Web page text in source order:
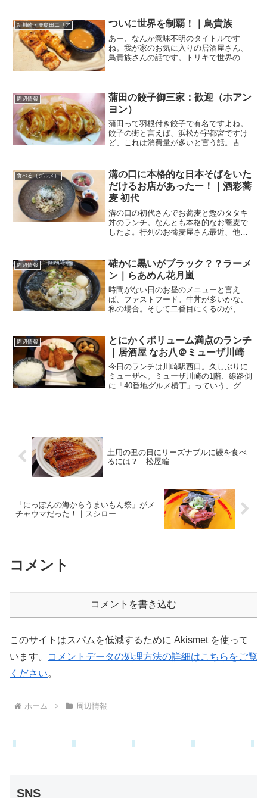
島田駅、新川崎駅南武線の鹿島田駅の改
札口を出て徒歩1分...
新川崎・鹿島田エリア ついに世界を制覇！｜鳥貴族
あー、なんか意味不明のタイトルです
ね。我が家のお気に入りの居酒屋さん、
鳥貴族さんの話です。トリキで世界の旨
も「世界のグルメ旨いもん世...
周辺情報
蒲田の餃子御三家：歓迎（ホアン
ヨン）
蒲田って羽根付き餃子で有名ですよね。
餃子の街と言えば、浜松か宇都宮ですけ
ど、これは消費量が多いと言う話。古く
は全国区。そんな蒲田に餃子御三家があ
るのはご存じでしょうか...
食べる（グルメ）
溝の口に本格的な日本そばをいた
だけるお店があったー！｜酒彩蕎
麦 初代
溝の口の初代さんでお蕎麦と鰹のタタキ
丼のランチ。なんとも本格的なお蕎麦で
したよ。行列のお蕎麦屋さん最近、他手
えることが多かったんです。お昼前後に
溝の口駅を通り過ぎる際、...
周辺情報
確かに黒いがブラック？？ラーメ
ン｜らあめん花月嵐
時間がない日のお昼のメニューと言え
ば、ファストフード。牛丼が多いかな、
私の場合。そして二番目にくるのが、ラ
候補メニューかも！？メタボの素．．．
なんてことは気にしていられ...
周辺情報
とにかくボリューム満点のランチ
｜居酒屋 なお八＠ミューザ川崎
今日のランチは川崎駅西口。久しぶりに
ミューザへ。ミューザ川崎の1階、線路側
に「40番地グルメ横丁」っていう、グル
土用の丑の日にリーズナブルに鰻を食べ
るには？｜松屋編
「にっぽんの海からうまいもん祭」がメ
チャウマだった！｜スシロー
コメント
コメントを書き込む
このサイトはスパムを低減するために Akismet を使って
います。
コメントデータの処理方法の詳細はこちらをご覧
ください。
ホーム 周辺情報
SNS